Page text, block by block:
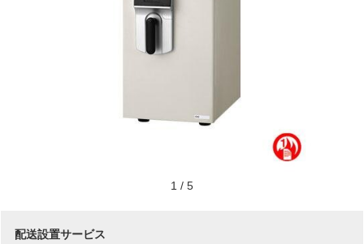
1 / 5
配送設置サービス